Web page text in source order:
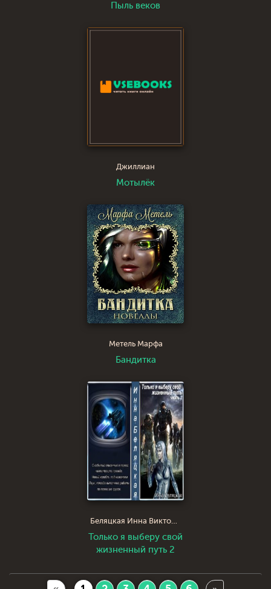
Пыль веков
Джиллиан
Мотылёк
Метель Марфа
Бандитка
Беляцкая Инна Викторовна
Только я выберу свой
жизненный путь 2